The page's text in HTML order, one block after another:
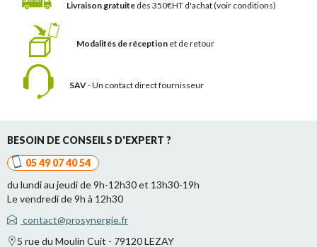
Livraison gratuite dès 350€HT d'achat(voir conditions)
Modalités de réception et de retour
SAV- Un contact direct fournisseur
BESOIN DE CONSEILS D'EXPERT ?
05 49 07 40 54
du lundi au jeudi de 9h-12h30 et 13h30-19h
Le vendredi de 9h à 12h30
contact@prosynergie.fr
5 rue du Moulin Cuit - 79120 LEZAY